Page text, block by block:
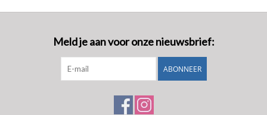
Meld je aan voor onze nieuwsbrief:
ABONNEER